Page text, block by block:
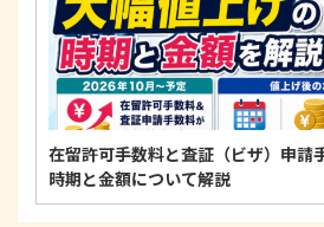
在留許可手数料と査証（ビザ）申請
時期と金額について解説